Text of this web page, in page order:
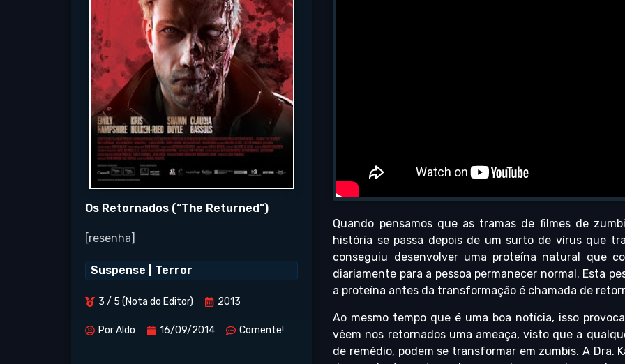
Os Retornados (“The Returned”)
[resenha]
Suspense Terror
3 / 5 (Nota do Editor) 2013
PorAldo 16/09/2014 Comente!
Quando pensamos que as tramas de filmes de
história se passa depois de um surto de vírus que
conseguiu desenvolver uma proteína natural que
diariamente para a pessoa permanecer normal. Esta
a proteína antes da transformação é chamada de
Ao mesmo tempo que é uma boa notícia, isso
vêem nos retornados uma ameaça, visto que a
de remédio, podem se transformar em zumbis. A Dra.